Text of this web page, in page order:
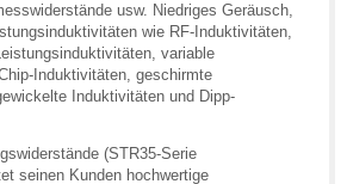
usw. Niedriges Geräusch,
wie RF-Induktivitäten,
variable
Induktivitäten, geschirmte
Induktivitäten und Dipp-
(STR35-Serie
seinen Kunden hochwertige